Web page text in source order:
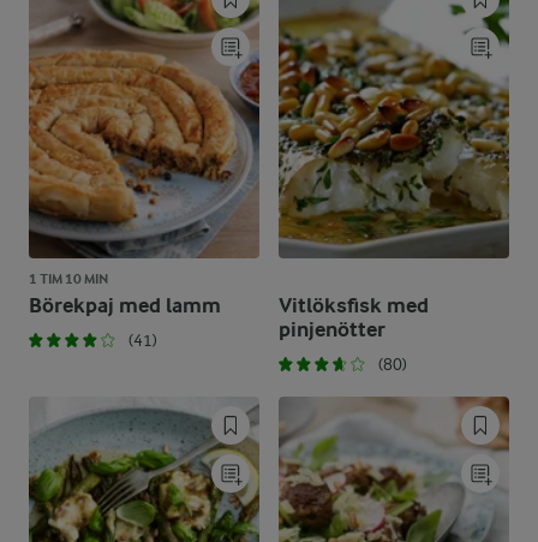
1 TIM 10 MIN
Börekpaj med lamm
(41)
Vitlöksfisk med
pinjenötter
(80)